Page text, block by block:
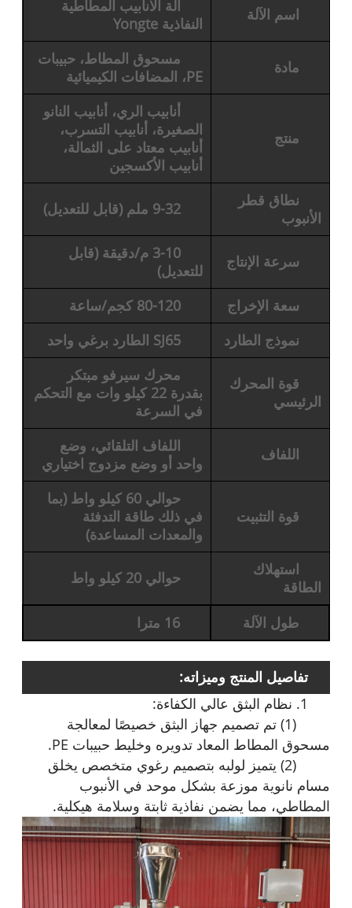
اسم الآلة
آلة الأنابيب المطاطية
النفاذية Yongte
مادة
مسحوق المطاط، حبيبات
PE، المضافات الكيميائية
منتج
أنابيب الري، أنابيب النانو
الصغيرة، أنابيب التسرب،
أنابيب معتاد على الثمالة،
أنابيب الأكسجين
نطاق قطر
الأنبوب
9-32 ملم (قابل للتعديل)
سرعة الإنتاج
3-10 م/دقيقة (قابل
للتعديل)
سعة الإخراج
80-120 كجم/ساعة
نموذج الطارد
SJ65 الطارد برغي واحد
قوة المحرك
الرئيسي
محرك سيرفو مبتكر
بقدرة 22 كيلو وات مع التحكم
في السرعة
اللفاف
اللفاف التلقائي، وضع
واحد أو وضع مزدوج اختياري
قوة التثبيت
حوالي 60 كيلو واط (بما
في ذلك طاقة التدفئة
والمعدات المساعدة)
استهلاك
الطاقة
حوالي 20 كيلو واط
طول الآلة 16 مترا
تفاصيل المنتج وميزاته:
1. نظام البثق عالي الكفاءة:
(1) تم تصميم جهاز البثق خصيصًا لمعالجة
مسحوق المطاط المعاد تدويره وخليط حبيبات PE.
(2) يتميز لولبه بتصميم رغوي متخصص يخلق
مسام نانوية موزعة بشكل موحد في الأنبوب
المطاطي، مما يضمن نفاذية ثابتة وسلامة هيكلية.